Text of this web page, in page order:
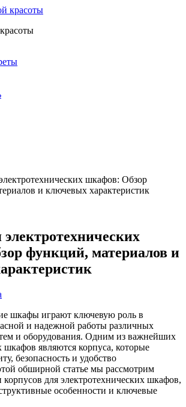
шкафов: Обзор
и ключевых характеристик
электротехнических
функций, материалов и
шкафы играют ключевую роль в
и надежной работы различных
и оборудования. Одним из важнейших
шкафов являются корпуса, которые
безопасность и удобство
обширной статье мы рассмотрим
для электротехнических шкафов,
особенности и ключевые